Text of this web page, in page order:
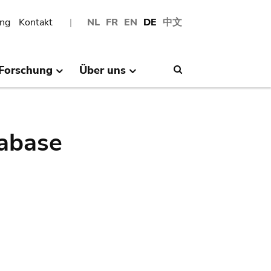
NL FR EN DE 中文
Kontakt
Über uns